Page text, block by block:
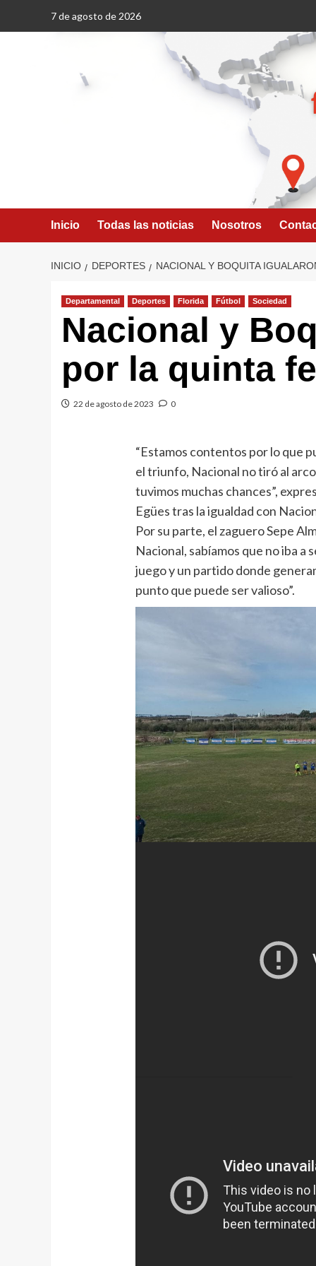
7 de agosto de 2026
Inicio Todas las noticias Nosotros
INICIO DEPORTES NACIONAL Y BOQUITA
Departamental Deportes Florida Fútbol Sociedad
Nacional y
por la quinta
22 de agosto de 2023 0
“Estamos contentos por lo que
el triunfo, Nacional no tiró al
tuvimos muchas chances”,
Egües tras la igualdad con
Por su parte, el zaguero Sepe
Nacional, sabíamos que no iba
juego y un partido donde
punto que puede ser valioso”.